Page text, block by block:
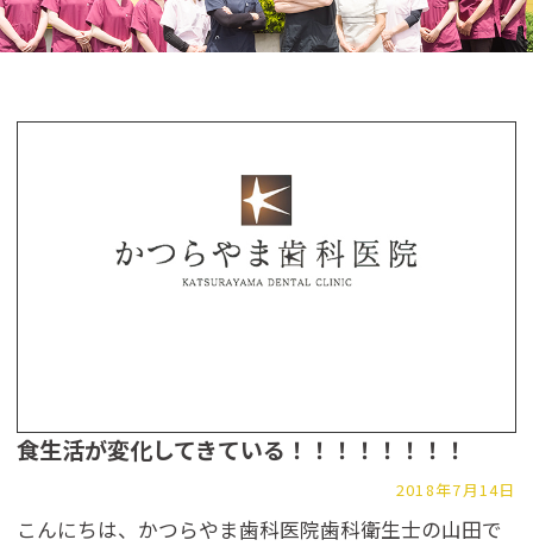
食生活が変化してきている！！！！！！！！
2018年7月14日
こんにちは、かつらやま歯科医院歯科衛生士の山田で